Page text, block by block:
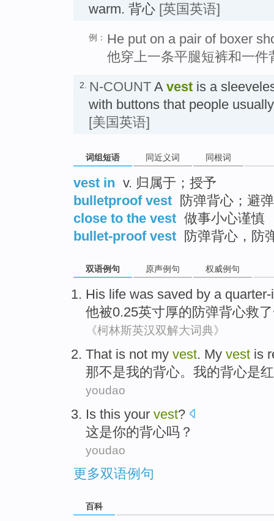
warm. 背心 [英国英语]
例： He put on a pair of boxer
他穿上一条平腿短裤和一件
2. N-COUNT A vest is a
with buttons that people
[美国英语]
词组短语 同近义词 同根词
vest in v. 归属于；授予
bulletproof vest
防弹背心；避
close to the vest 做事小心谨慎
bullet-proof vest
防弹背心，防
双语例句 原声例句 权威例句
His life was saved by a
他被0.25英寸厚的 防弹背心救了
《柯林斯英汉双解大词典》
That is not my vest. My vest is
那不是我的背心。我的背心是
youdao
Is this your vest?
这是你的背心吗？
youdao
更多双语例句
百科